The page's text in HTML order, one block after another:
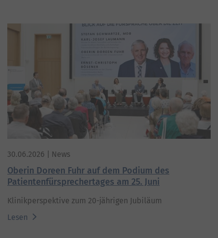
30.06.2026 | News
Oberin Doreen Fuhr auf dem Podium des
Patientenfürsprechertages am 25. Juni
Klinikperspektive zum 20-jährigen Jubiläum
Lesen